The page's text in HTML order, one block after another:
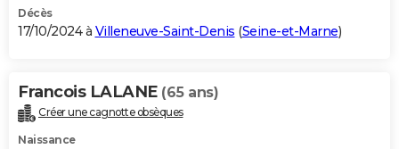
Décès
17/10/2024 à Villeneuve-Saint-Denis (Seine-et-Marne)
Francois LALANE (65 ans)
Créer une cagnotte obsèques
Naissance